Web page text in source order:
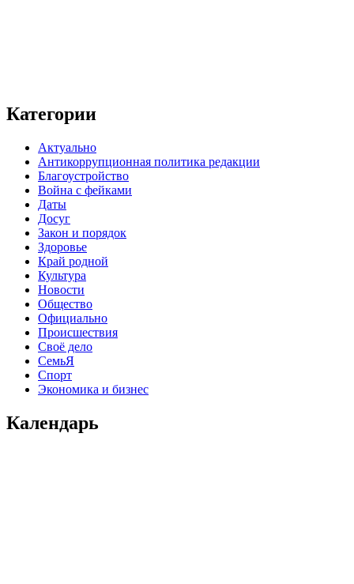
Категории
Актуально
Антикоррупционная политика редакции
Благоустройство
Война с фейками
Даты
Досуг
Закон и порядок
Здоровье
Край родной
Культура
Новости
Общество
Официально
Происшествия
Своё дело
СемьЯ
Спорт
Экономика и бизнес
Календарь